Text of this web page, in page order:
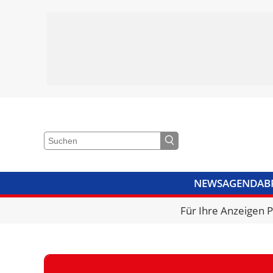
NEWSAGENDA
VIDEOSBIBLIOTHEK
Für Ihre Anzeigen